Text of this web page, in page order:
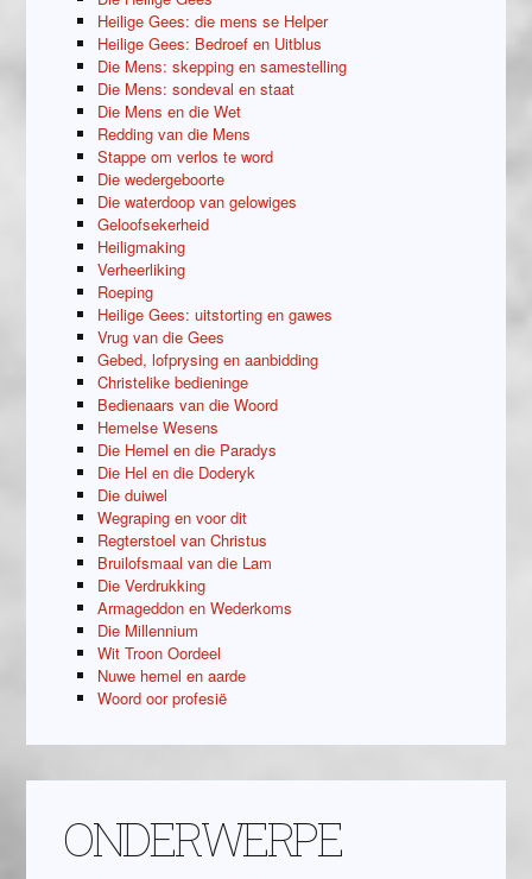
Heilige Gees: die mens se Helper
Heilige Gees: Bedroef en Uitblus
Die Mens: skepping en samestelling
Die Mens: sondeval en staat
Die Mens en die Wet
Redding van die Mens
Stappe om verlos te word
Die wedergeboorte
Die waterdoop van gelowiges
Geloofsekerheid
Heiligmaking
Verheerliking
Roeping
Heilige Gees: uitstorting en gawes
Vrug van die Gees
Gebed, lofprysing en aanbidding
Christelike bedieninge
Bedienaars van die Woord
Hemelse Wesens
Die Hemel en die Paradys
Die Hel en die Doderyk
Die duiwel
Wegraping en voor dit
Regterstoel van Christus
Bruilofsmaal van die Lam
Die Verdrukking
Armageddon en Wederkoms
Die Millennium
Wit Troon Oordeel
Nuwe hemel en aarde
Woord oor profesië
ONDERWERPE